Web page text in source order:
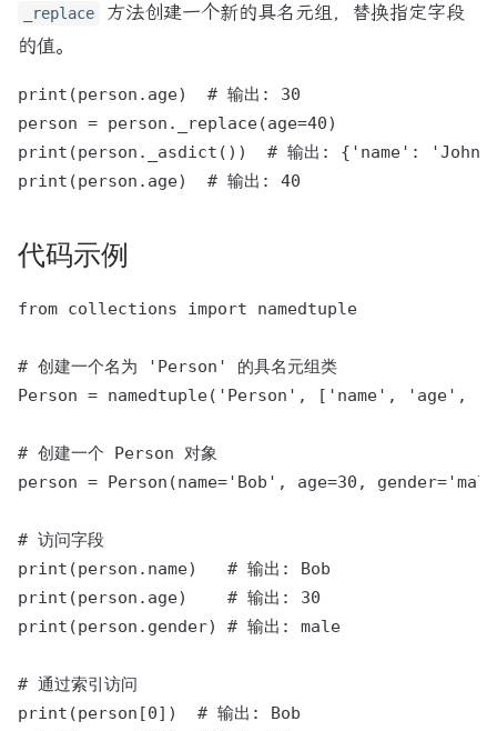
_replace
方法创建一个新的具名元组，替换指定字段
的值。
print(person.age)  # 输出: 30
person = person._replace(age=40)
print(person._asdict())  # 输出: {'name':
代码示例
from collections import namedtuple
# 创建一个名为 'Person' 的具名元组类
Person = namedtuple('Person', ['name', 'age',
# 创建一个 Person 对象
person = Person(name='Bob', age=30,
# 访问字段
print(person.name)   # 输出: Bob
print(person.age)    # 输出: 30
print(person.gender) # 输出: male
# 通过索引访问
print(person[0])  # 输出: Bob